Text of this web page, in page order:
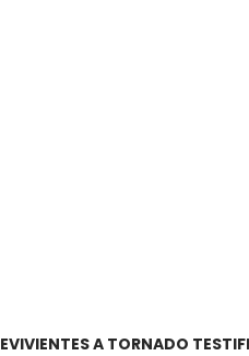
A TORNADO